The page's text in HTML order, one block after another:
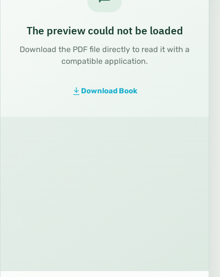
The preview could not be loaded
Download the PDF file directly to read it with a
compatible application.
Download Book